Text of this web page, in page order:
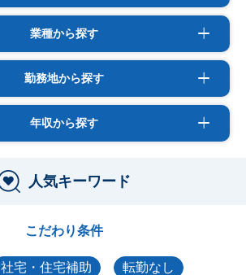
業種から探す
勤務地から探す
年収から探す
人気キーワード
こだわり条件
社宅・住宅補助 転勤なし